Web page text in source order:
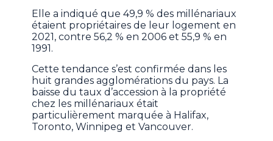
Elle a indiqué que 49,9 % des millénariaux
étaient propriétaires de leur logement en
2021, contre 56,2 % en 2006 et 55,9 % en
1991.
Cette tendance s’est confirmée dans les
huit grandes agglomérations du pays. La
baisse du taux d’accession à la propriété
chez les millénariaux était
particulièrement marquée à Halifax,
Toronto, Winnipeg et Vancouver.